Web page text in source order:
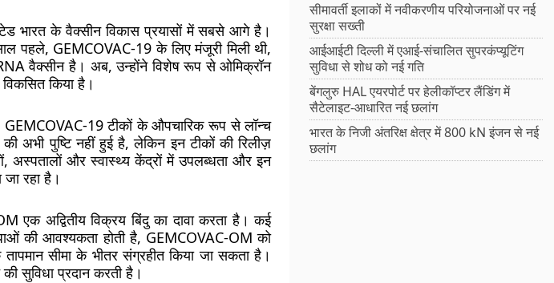
भारत के वैक्सीन विकास प्रयासों में सबसे आगे है।
पहले, GEMCOVAC-19 के लिए मंजूरी मिली थी,
वैक्सीन है। अब, उन्होंने विशेष रूप से ओमिक्रॉन
किया है।
19 टीकों के औपचारिक रूप से लॉन्च
अभी पुष्टि नहीं हुई है, लेकिन इन टीकों की रिलीज़
अस्पतालों और स्वास्थ्य केंद्रों में उपलब्धता और इन
जा रहा है।
एक अद्वितीय विक्रय बिंदु का दावा करता है। कई
की आवश्यकता होती है, GEMCOVAC-OM को
सीमा के भीतर संग्रहीत किया जा सकता है।
सुविधा प्रदान करती है।
सीमावर्ती इलाकों में नवीकरणीय परियोजनाओं पर नई
सुरक्षा सख्ती
आईआईटी दिल्ली में एआई-संचालित सुपरकंप्यूटिंग
सुविधा से शोध को नई गति
बेंगलुरु HAL एयरपोर्ट पर हेलीकॉप्टर लैंडिंग में
सैटेलाइट-आधारित नई छलांग
भारत के निजी अंतरिक्ष क्षेत्र में 800 kN इंजन से नई
छलांग